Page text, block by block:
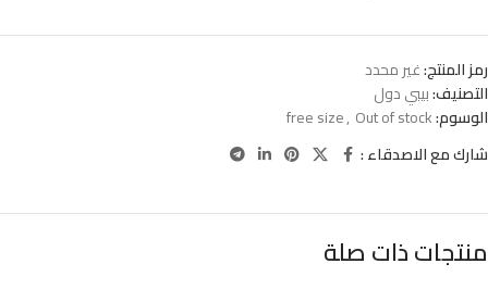
رمز المنتج:غير محدد
التصنيف:بيبي دول
الوسوم:
free size, Out of stock
شارك مع الاصدقاء :
منتجات ذات صلة